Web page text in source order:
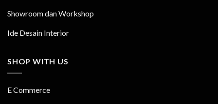
Showroom dan Workshop
Ide Desain Interior
SHOP WITH US
E Commerce